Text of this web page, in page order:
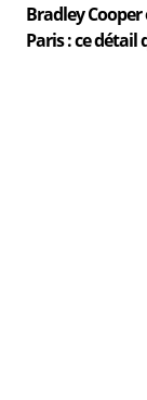
Bradley
Paris : ce détail